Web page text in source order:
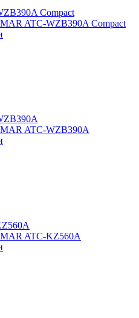
ATC-WZB390A Compact
ATC-WZB390A
ATC-KZ560A